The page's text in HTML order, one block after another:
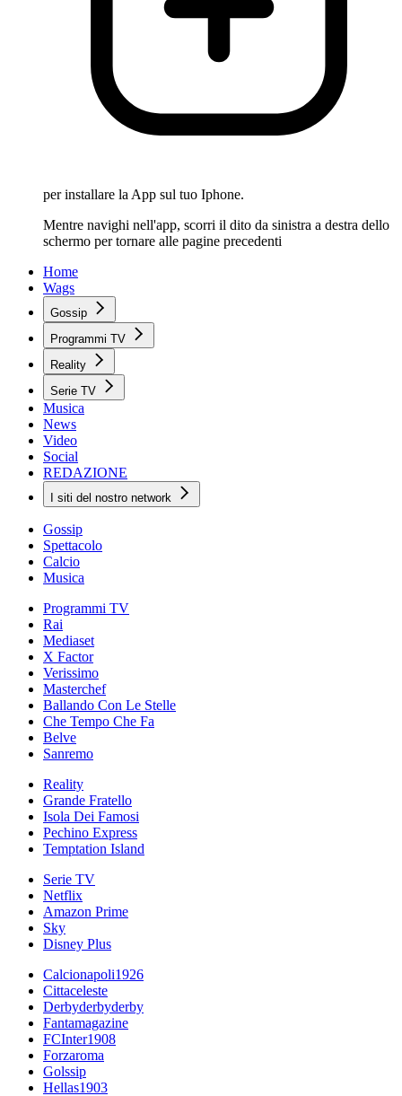
per installare la App sul tuo Iphone.
Mentre navighi nell'app, scorri il dito da sinistra a destra dello
schermo per tornare alle pagine precedenti
Home
Wags
Gossip
Programmi TV
Reality
Serie TV
Musica
News
Video
Social
REDAZIONE
I siti del nostro network
Gossip
Spettacolo
Calcio
Musica
Programmi TV
Rai
Mediaset
X Factor
Verissimo
Masterchef
Ballando Con Le Stelle
Che Tempo Che Fa
Belve
Sanremo
Reality
Grande Fratello
Isola Dei Famosi
Pechino Express
Temptation Island
Serie TV
Netflix
Amazon Prime
Sky
Disney Plus
Calcionapoli1926
Cittaceleste
Derbyderbyderby
Fantamagazine
FCInter1908
Forzaroma
Golssip
Hellas1903